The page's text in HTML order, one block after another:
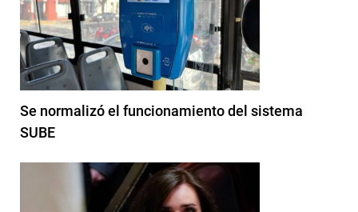
Se normalizó el funcionamiento del sistema
SUBE